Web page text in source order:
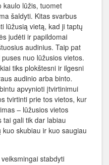
kaulo lūžis, tuomet
šaldyti. Kitas svarbus
lūžusią vietą, kad ji taptų
judėti ir papildomai
audinius. Taip pat
nuo lūžusios vietos.
tiks plokštesni ir ilgesni
audinio arba binto.
apvynioti įtvirtinimui
tvirtinti prie tos vietos, kur
– lūžusios vietos
tai gali tik dar labiau
skubiau ir kuo saugiau
stabdyti